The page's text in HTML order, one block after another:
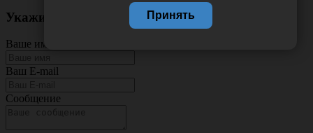
Укажите неточность в описании товара
Ваше имя
Ваш E-mail
Сообщение
Принять